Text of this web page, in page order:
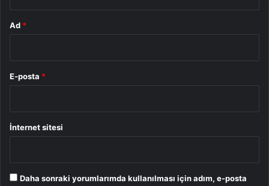
Ad *
E-posta *
İnternet sitesi
Daha sonraki yorumlarımda kullanılması için adım, e-posta